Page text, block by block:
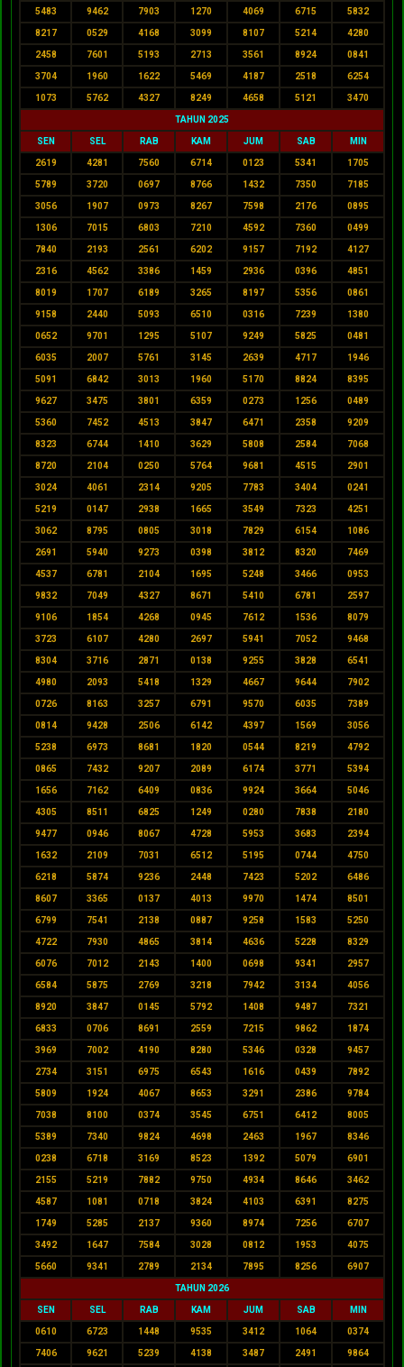
5483 9462 7903 1270 4069 6715 5832
8217 0529 4168 3099 8107 5214 4280
2458 7601 5193 2713 3561 8924 0841
3704 1960 1622 5469 4187 2518 6254
1073 5762 4327 8249 4658 5121 3470
TAHUN 2025
SEN SEL RAB KAM JUM SAB MIN
2619 4281 7560 6714 0123 5341 1705
5789 3720 0697 8766 1432 7350 7185
3056 1907 0973 8267 7598 2176 0895
1306 7015 6803 7210 4592 7360 0499
7840 2193 2561 6202 9157 7192 4127
2316 4562 3386 1459 2936 0396 4851
8019 1707 6189 3265 8197 5356 0861
9158 2440 5093 6510 0316 7239 1380
0652 9701 1295 5107 9249 5825 0481
6035 2007 5761 3145 2639 4717 1946
5091 6842 3013 1960 5170 8824 8395
9627 3475 3801 6359 0273 1256 0489
5360 7452 4513 3847 6471 2358 9209
8323 6744 1410 3629 5808 2584 7068
8720 2104 0250 5764 9681 4515 2901
3024 4061 2314 9205 7783 3404 0241
5219 0147 2938 1665 3549 7323 4251
3062 8795 0805 3018 7829 6154 1086
2691 5940 9273 0398 3812 8320 7469
4537 6781 2104 1695 5248 3466 0953
9832 7049 4327 8671 5410 6781 2597
9106 1854 4268 0945 7612 1536 8079
3723 6107 4280 2697 5941 7052 9468
8304 3716 2871 0138 9255 3828 6541
4980 2093 5418 1329 4667 9644 7902
0726 8163 3257 6791 9570 6035 7389
0814 9428 2506 6142 4397 1569 3056
5238 6973 8681 1820 0544 8219 4792
0865 7432 9207 2089 6174 3771 5394
1656 7162 6409 0836 9924 3664 5046
4305 8511 6825 1249 0280 7838 2180
9477 0946 8067 4728 5953 3683 2394
1632 2109 7031 6512 5195 0744 4750
6218 5874 9236 2448 7423 5202 6486
8607 3365 0137 4013 9970 1474 8501
6799 7541 2138 0887 9258 1583 5250
4722 7930 4865 3814 4636 5228 8329
6076 7012 2143 1400 0698 9341 2957
6584 5875 2769 3218 7942 3134 4056
8920 3847 0145 5792 1408 9487 7321
6833 0706 8691 2559 7215 9862 1874
3969 7002 4190 8280 5346 0328 9457
2734 3151 6975 6543 1616 0439 7892
5809 1924 4067 8653 3291 2386 9784
7038 8100 0374 3545 6751 6412 8005
5389 7340 9824 4698 2463 1967 8346
0238 6718 3169 8523 1392 5079 6901
2155 5219 7882 9750 4934 8646 3462
4587 1081 0718 3824 4103 6391 8275
1749 5285 2137 9360 8974 7256 6707
3492 1647 7584 3028 0812 1953 4075
5660 9341 2789 2134 7895 8256 6907
TAHUN 2026
SEN SEL RAB KAM JUM SAB MIN
0610 6723 1448 9535 3412 1064 0374
7406 9621 5239 4138 3487 2491 9864